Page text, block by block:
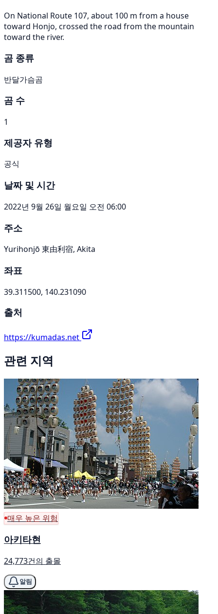
On National Route 107, about 100 m from a house
toward Honjo, crossed the road from the mountain
toward the river.
곰 종류
반달가슴곰
곰 수
1
제공자 유형
공식
날짜 및 시간
2022년 9월 26일 월요일 오전 06:00
주소
Yurihonjō 東由利宿, Akita
좌표
39.311500, 140.231090
출처
https://kumadas.net
관련 지역
매우 높은 위험
아키타현
24,773건의 출몰
알림